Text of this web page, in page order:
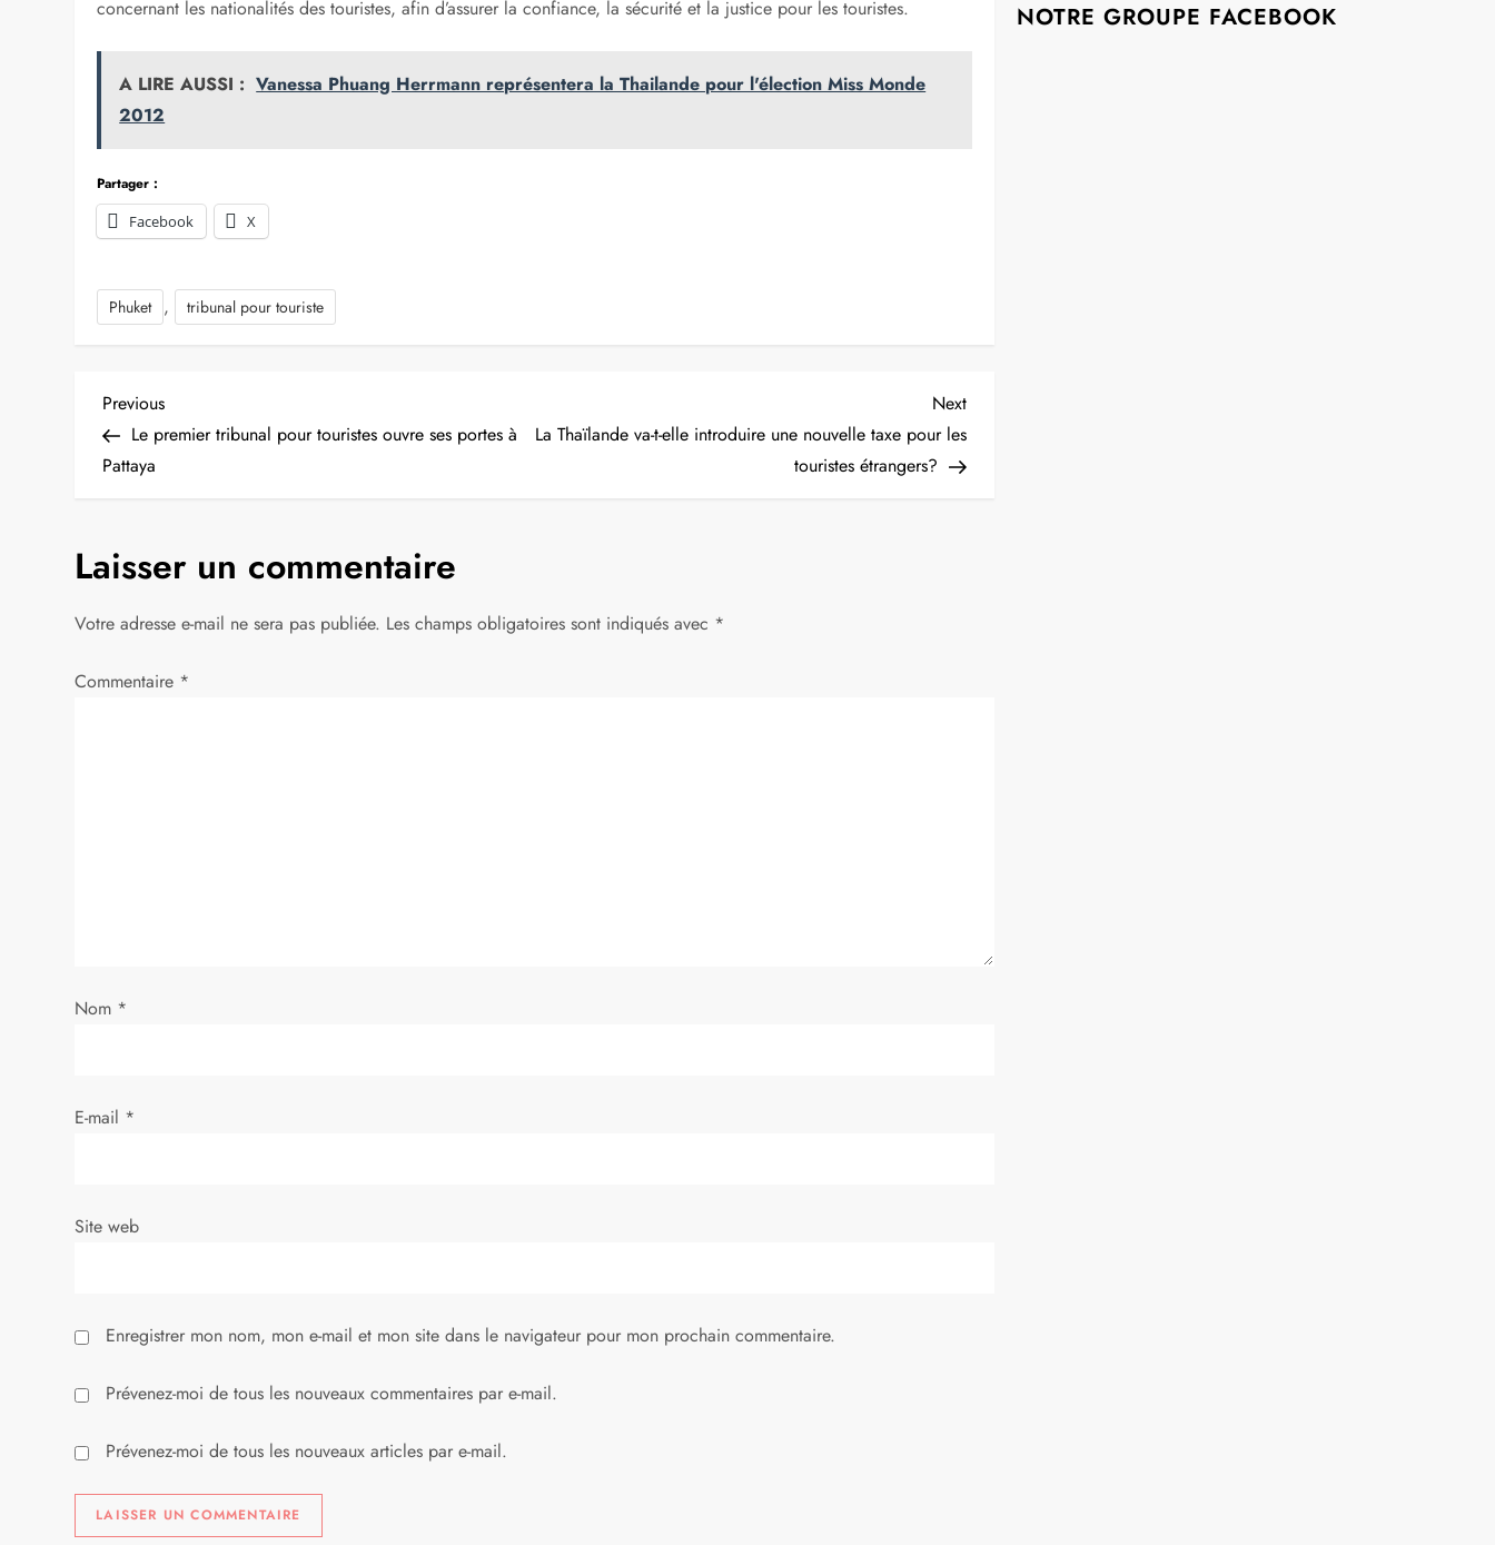
concernant les nationalités des touristes, afin d’assurer la confiance, la sécurité et la justice pour les touristes.
A LIRE AUSSI : Vanessa Phuang Herrmann représentera la Thailande pour l'élection Miss Monde
2012
Partager :
Facebook
X
Phuket , tribunal pour touriste
N
a
i
g
a
e
t
c
l
e
Previous
Post
Previous
Le premier tribunal pour touristes ouvre ses portes à
Pattaya
Next
Post
Next
La Thaïlande va-t-elle introduire une nouvelle taxe pour les
touristes étrangers?
Laisser un commentaire
Votre adresse e-mail ne sera pas publiée. Les champs obligatoires sont indiqués avec *
Commentaire *
Nom *
E-mail *
Site web
Enregistrer mon nom, mon e-mail et mon site dans le navigateur pour mon prochain commentaire.
Prévenez-moi de tous les nouveaux commentaires par e-mail.
Prévenez-moi de tous les nouveaux articles par e-mail.
NOTRE GROUPE FACEBOOK